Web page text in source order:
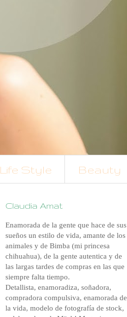
Life Style Beauty
Claudia Amat
Enamorada de la gente que hace de sus
sueños un estilo de vida, amante de los
animales y de Bimba (mi princesa
chihuahua), de la gente autentica y de
las largas tardes de compras en las que
siempre falta tiempo.
Detallista, enamoradiza, soñadora,
compradora compulsiva, enamorada de
la vida, modelo de fotografía de stock,